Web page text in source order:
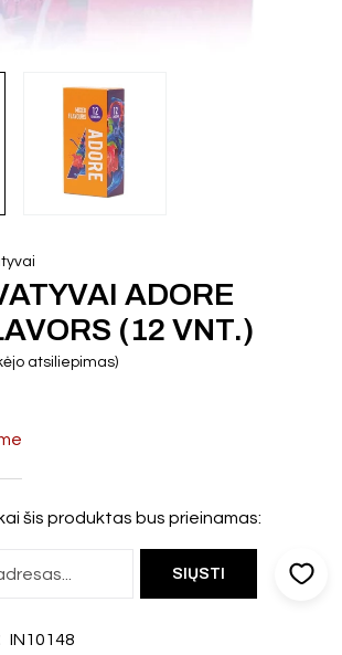
ADORE
(12 VNT.)
atsiliepimas)
šis produktas bus prieinamas:
IN10148